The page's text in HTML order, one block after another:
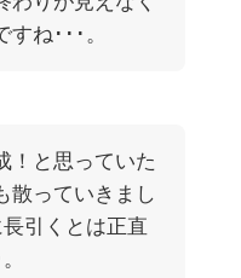
ね･･･。
！と思っていた
散っていきまし
引くとは正直